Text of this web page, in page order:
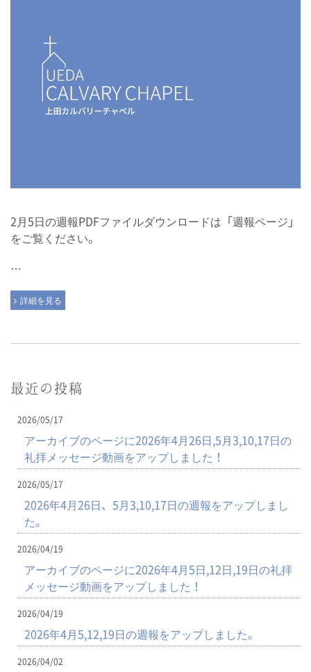
2月5日の週報PDFファイルダウンロードは「週報ページ」
をご覧ください。
…
詳細を見る
最近の投稿
2026/05/17
アーカイブのページに2026年4月26日,5月3,10,17日の
礼拝メッセージ動画をアップしました！
2026/05/17
2026年4月26日、5月3,10,17日の週報をアップしまし
た。
2026/04/19
アーカイブのページに2026年4月5日,12日,19日の礼拝
メッセージ動画をアップしました！
2026/04/19
2026年4月5,12,19日の週報をアップしました。
2026/04/02